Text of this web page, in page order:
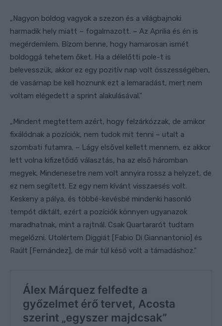
„Nagyon boldog vagyok a szezon és a világbajnoki
harmadik hely miatt – fogalmazott. – Az Aprilia és én is
megérdemlem. Bízom benne, hogy hamarosan ismét
boldoggá tehetem őket. Ha a délelőtti pole-t is
belevesszük, akkor ez egy pozitív nap volt összességében,
de vasárnap be kell hoznunk ezt a lemaradást, mert nem
voltam elégedett a sprint alakulásával.”
„Mindent megtettem azért, hogy felzárkózzak, de amikor
fixálódnak a pozíciók, nem tudok mit tenni – utalt a
szombati futamra. – Lágy elsővel kellett mennem, ez akkor
lett volna kifizetődő választás, ha az első háromban
megyek. Mindenesetre nem volt annyira rossz a helyzet, de
ez nem segített. Ez egy nem kívánt visszaesés volt.
Keskeny a pálya, és többé-kevésbé mindenki hasonló
tempót diktált, ezért a pozíciók könnyen ugyanazok
maradhatnak, mint a rajtnál. Csak Quartararót tudtam
megelőzni. Utolértem Diggiát [Fabio Di Giannantonio] és
Raúlt [Fernández], de már túl késő volt a támadáshoz.”